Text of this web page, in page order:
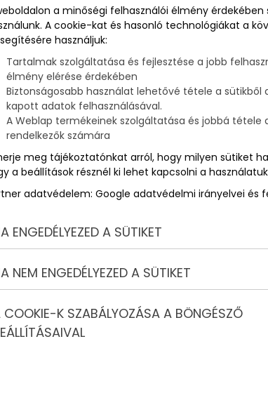
a minőségi felhasználói élmény érdekében
A cookie-kat és hasonló technológiákat a
használjuk:
Tartalmak szolgáltatása és fejlesztése a jobb
élmény elérése érdekében
Biztonságosabb használat lehetővé tétele a sütikből
kapott adatok felhasználásával.
A Weblap termékeinek szolgáltatása és jobbá tétele
rendelkezők számára
meg tájékoztatónkat arról, hogy milyen sütiket
a beállítások résznél ki lehet kapcsolni a
adatvédelem: Google adatvédelmi irányelvei és
ENGEDÉLYEZED A SÜTIKET
NEM ENGEDÉLYEZED A SÜTIKET
COOKIE-K SZABÁLYOZÁSA A BÖNGÉSZŐ